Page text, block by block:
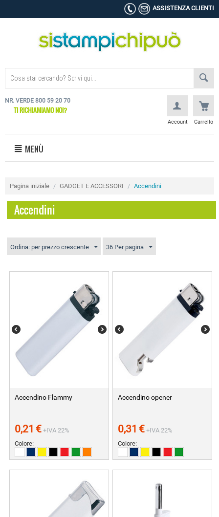
ASSISTENZA CLIENTI
NR. VERDE 800 59 20 70
TI RICHIAMIAMO NOI?
Carrello
Account
MENÙ
Pagina iniziale / GADGET E ACCESSORI / Accendini
Accendini
Ordina: per prezzo crescente 36 Per pagina
Accendino Flammy
0,21 € +IVA 22%
Colore:
Accendino opener
0,31 € +IVA 22%
Colore: